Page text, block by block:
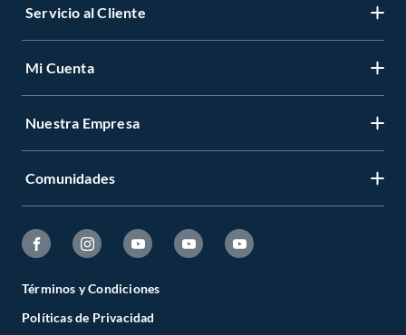
Servicio al Cliente
Mi Cuenta
Nuestra Empresa
Comunidades
Términos y Condiciones
Políticas de Privacidad